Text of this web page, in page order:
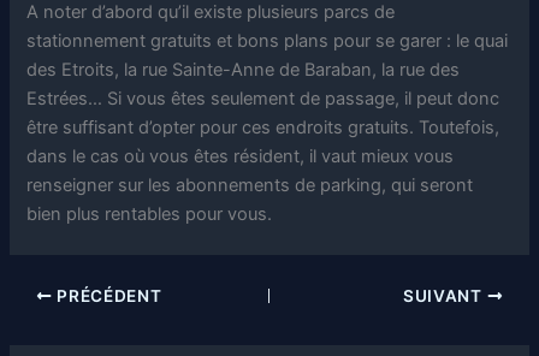
A noter d’abord qu’il existe plusieurs parcs de
stationnement gratuits et bons plans pour se garer : le quai
des Etroits, la rue Sainte-Anne de Baraban, la rue des
Estrées… Si vous êtes seulement de passage, il peut donc
être suffisant d’opter pour ces endroits gratuits. Toutefois,
dans le cas où vous êtes résident, il vaut mieux vous
renseigner sur les abonnements de parking, qui seront
bien plus rentables pour vous.
PRÉCÉDENT SUIVANT